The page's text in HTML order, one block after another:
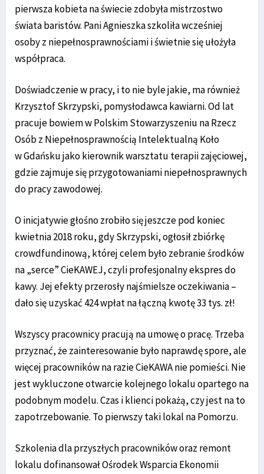
pierwsza kobieta na świecie zdobyła mistrzostwo
świata baristów. Pani Agnieszka szkoliła wcześniej
osoby z niepełnosprawnościami i świetnie się ułożyła
współpraca.
Doświadczenie w pracy, i to nie byle jakie, ma również
Krzysztof Skrzypski, pomysłodawca kawiarni. Od lat
pracuje bowiem w Polskim Stowarzyszeniu na Rzecz
Osób z Niepełnosprawnością Intelektualną Koło
w Gdańsku jako kierownik warsztatu terapii zajęciowej,
gdzie zajmuje się przygotowaniami niepełnosprawnych
do pracy zawodowej.
O inicjatywie głośno zrobiło się jeszcze pod koniec
kwietnia 2018 roku, gdy Skrzypski, ogłosił zbiórkę
crowdfundinową, której celem było zebranie środków
na „serce” CieKAWEJ, czyli profesjonalny ekspres do
kawy. Jej efekty przerosły najśmielsze oczekiwania –
dało się uzyskać 424 wpłat na łączną kwotę 33 tys. zł!
Wszyscy pracownicy pracują na umowę o pracę. Trzeba
przyznać, że zainteresowanie było naprawdę spore, ale
więcej pracowników na razie CieKAWA nie pomieści. Nie
jest wykluczone otwarcie kolejnego lokalu opartego na
podobnym modelu. Czas i klienci pokażą, czy jest na to
zapotrzebowanie. To pierwszy taki lokal na Pomorzu.
Szkolenia dla przyszłych pracowników oraz remont
lokalu dofinansował Ośrodek Wsparcia Ekonomii